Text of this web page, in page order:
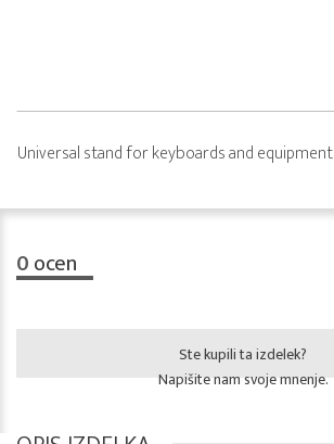
Universal stand for keyboards and equipment
0ocen
Ste kupili ta izdelek?
Napišite nam svoje mnenje.